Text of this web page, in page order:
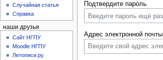
Подтвердите пароль
Адрес электронной почты
Случайная статья
Справка
наши друзья
Cайт НГПУ
Moodle НГПУ
Летописи.ру